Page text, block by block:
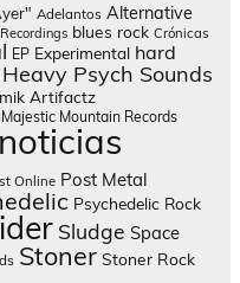
Adelantos Alternative
blues rock Crónicas
EP Experimental hard
Heavy Psych Sounds
Artifactz
Majestic Mountain Records
noticias
Online Post Metal
Psychedelic Rock
Sludge Space
Stoner Stoner Rock